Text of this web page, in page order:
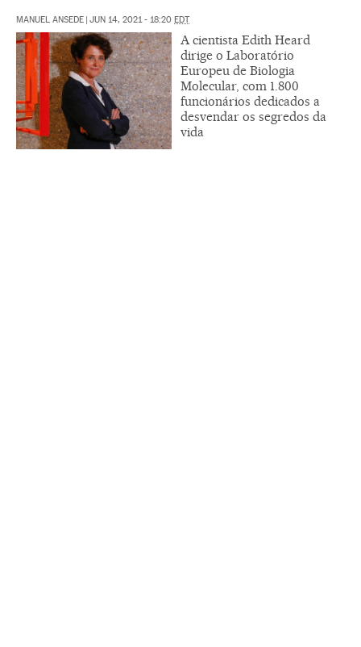
MANUEL ANSEDE | JUN 14, 2021 - 18:20 EDT
A cientista Edith Heard
dirige o Laboratório
Europeu de Biologia
Molecular, com 1.800
funcionários dedicados a
desvendar os segredos da
vida